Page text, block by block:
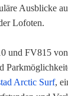
Ausblicke
Lofoten.
und FV815
Arctic Surf,